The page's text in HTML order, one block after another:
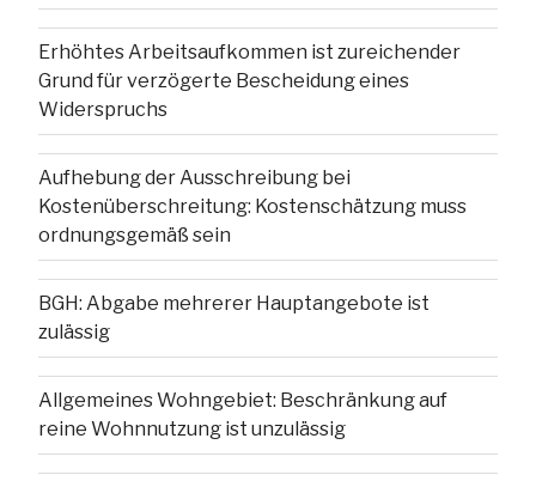
Erhöhtes Arbeitsaufkommen ist zureichender
Grund für verzögerte Bescheidung eines
Widerspruchs
Aufhebung der Ausschreibung bei
Kostenüberschreitung: Kostenschätzung muss
ordnungsgemäß sein
BGH: Abgabe mehrerer Hauptangebote ist
zulässig
Allgemeines Wohngebiet: Beschränkung auf
reine Wohnnutzung ist unzulässig